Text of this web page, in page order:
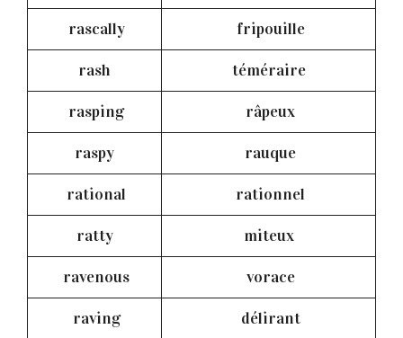
rascally fripouille
rash téméraire
rasping râpeux
raspy rauque
rational rationnel
ratty miteux
ravenous vorace
raving délirant